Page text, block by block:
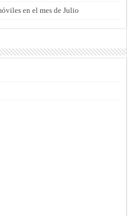
en el mes de Julio